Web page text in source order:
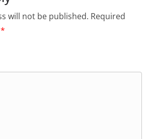
will not be published. Required
*